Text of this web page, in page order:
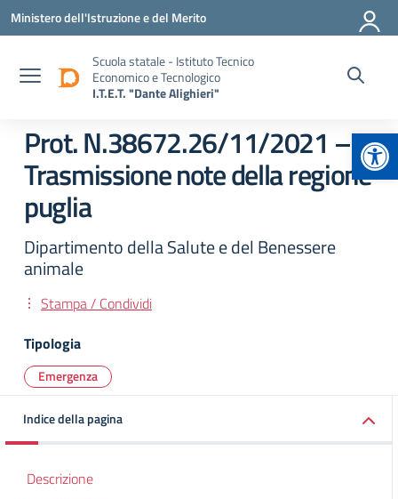
Vai ai contenuti
Vai al menu di navigazione
Vai al footer
Ministero dell'Istruzione e del Merito
Scuola statale - Istituto Tecnico
Economico e Tecnologico
I.T.E.T. "Dante Alighieri"
Prot. N.38672.26/11/2021 –
Trasmissione note della regione
puglia
Dipartimento della Salute e del Benessere
animale
Stampa / Condividi
Tipologia
Emergenza
Indice della pagina
Descrizione